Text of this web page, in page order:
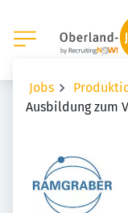
Jobs
Ausbildung zum